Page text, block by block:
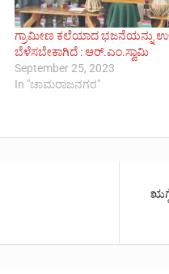
ಗ್ರಾಮೀಣ ಕಲೆಯಾದ ಭಜನೆಯನ್ನು
ಬೆಳೆಸಬೇಕಾಗಿದೆ : ಆರ್.ಎಂ.ಸ್ವಾಮಿ
September 25, 2023
In "ಚಾಮರಾಜನಗರ"